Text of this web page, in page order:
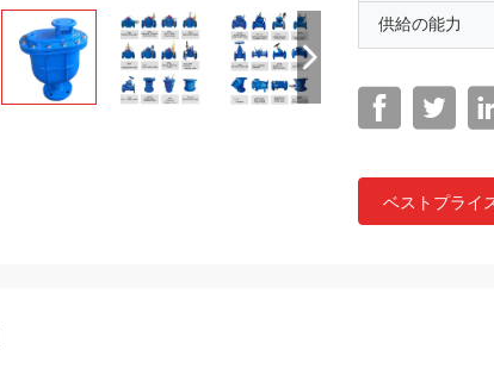
供給の能力
ベストプライ